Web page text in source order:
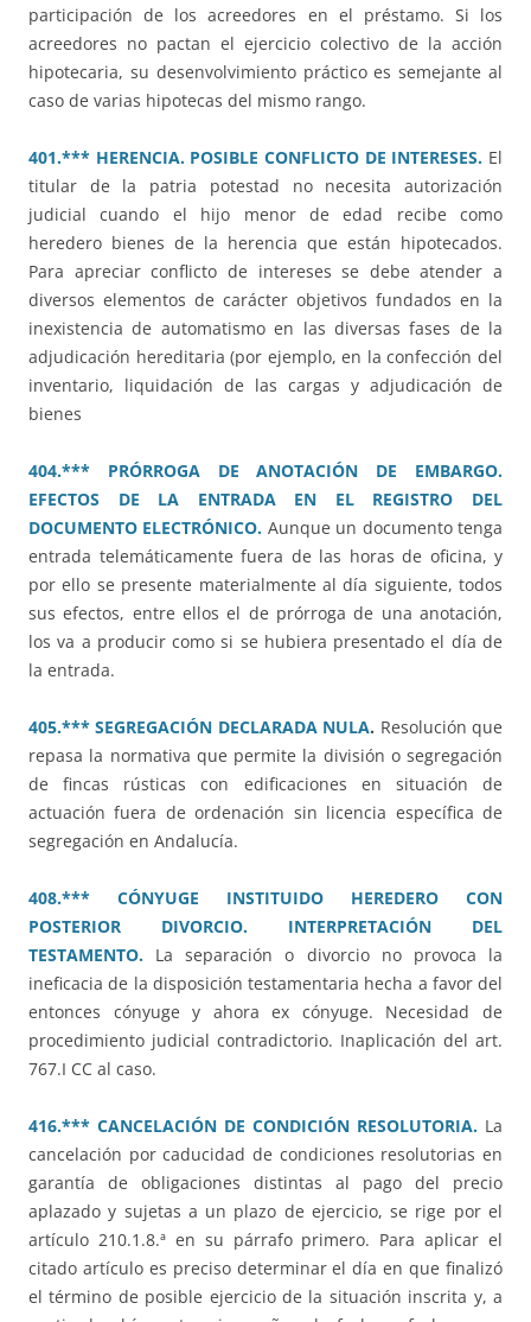
participación de los acreedores en el préstamo. Si los
acreedores no pactan el ejercicio colectivo de la acción
hipotecaria, su desenvolvimiento práctico es semejante al
caso de varias hipotecas del mismo rango.
401.*** HERENCIA. POSIBLE CONFLICTO DE INTERESES. El
titular de la patria potestad no necesita autorización
judicial cuando el hijo menor de edad recibe como
heredero bienes de la herencia que están hipotecados.
Para apreciar conflicto de intereses se debe atender a
diversos elementos de carácter objetivos fundados en la
inexistencia de automatismo en las diversas fases de la
adjudicación hereditaria (por ejemplo, en la confección del
inventario, liquidación de las cargas y adjudicación de
bienes
404.*** PRÓRROGA DE ANOTACIÓN DE EMBARGO.
EFECTOS DE LA ENTRADA EN EL REGISTRO DEL
DOCUMENTO ELECTRÓNICO. Aunque un documento tenga
entrada telemáticamente fuera de las horas de oficina, y
por ello se presente materialmente al día siguiente, todos
sus efectos, entre ellos el de prórroga de una anotación,
los va a producir como si se hubiera presentado el día de
la entrada.
405.*** SEGREGACIÓN DECLARADA NULA. Resolución que
repasa la normativa que permite la división o segregación
de fincas rústicas con edificaciones en situación de
actuación fuera de ordenación sin licencia específica de
segregación en Andalucía.
408.*** CÓNYUGE INSTITUIDO HEREDERO CON
POSTERIOR DIVORCIO. INTERPRETACIÓN DEL
TESTAMENTO. La separación o divorcio no provoca la
ineficacia de la disposición testamentaria hecha a favor del
entonces cónyuge y ahora ex cónyuge. Necesidad de
procedimiento judicial contradictorio. Inaplicación del art.
767.I CC al caso.
416.*** CANCELACIÓN DE CONDICIÓN RESOLUTORIA. La
cancelación por caducidad de condiciones resolutorias en
garantía de obligaciones distintas al pago del precio
aplazado y sujetas a un plazo de ejercicio, se rige por el
artículo 210.1.8.ª en su párrafo primero. Para aplicar el
citado artículo es preciso determinar el día en que finalizó
el término de posible ejercicio de la situación inscrita y, a